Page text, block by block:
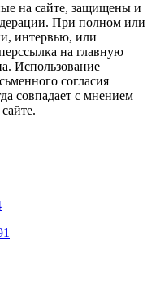
на сайте, защищены и
При полном или
интервью, или
на главную
Использование
согласия
совпадает с мнением